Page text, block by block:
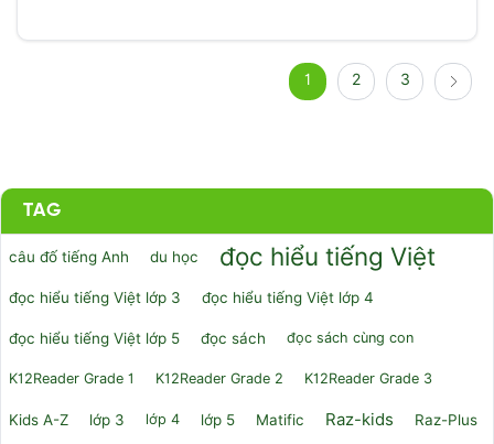
1 2 3
TAG
câu đố tiếng Anh du học đọc hiểu tiếng Việt
đọc hiểu tiếng Việt lớp 3 đọc hiểu tiếng Việt lớp 4
đọc hiểu tiếng Việt lớp 5 đọc sách đọc sách cùng con
K12Reader Grade 1 K12Reader Grade 2 K12Reader Grade 3
Kids A-Z lớp 3 lớp 4 lớp 5 Matific Raz-kids Raz-Plus